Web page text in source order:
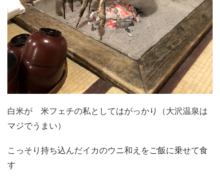
白米が 米フェチの私としてはがっかり（大沢温泉は
マジでうまい）
こっそり持ち込んだイカのウニ和えをご飯に乗せて食
す